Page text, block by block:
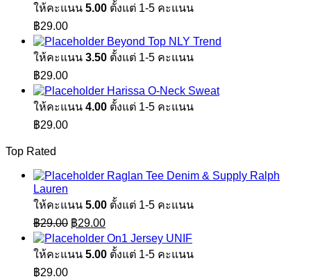
ให้คะแนน 5.00 ตั้งแต่ 1-5 คะแนน
฿29.00
Beyond Top NLY Trend
ให้คะแนน 3.50 ตั้งแต่ 1-5 คะแนน
฿29.00
Harissa O-Neck Sweat
ให้คะแนน 4.00 ตั้งแต่ 1-5 คะแนน
฿29.00
Top Rated
Raglan Tee Denim & Supply Ralph
Lauren
ให้คะแนน 5.00 ตั้งแต่ 1-5 คะแนน
฿29.00 Original
price
was:
฿29.00.
฿29.00Current
price
is:
฿29.00.
On1 Jersey UNIF
ให้คะแนน 5.00 ตั้งแต่ 1-5 คะแนน
฿29.00